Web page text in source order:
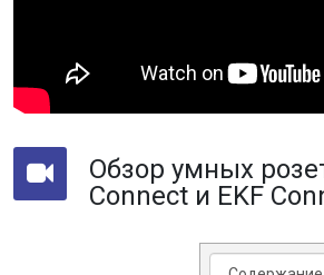
Обзор умных
Connect и EKF